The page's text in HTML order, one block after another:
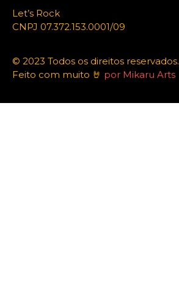
Let’s Rock
CNPJ 07.372.153.0001/09
© 2023 Todos os direitos reservados.
Feito com muito 🤘 por Mikaru Arts